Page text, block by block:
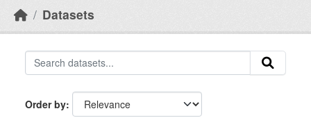
Datasets
Order by